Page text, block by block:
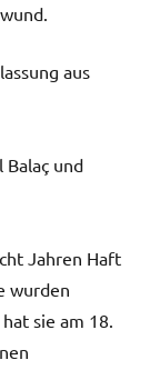
aus
und
Jahren Haft
wurden
sie am 18.